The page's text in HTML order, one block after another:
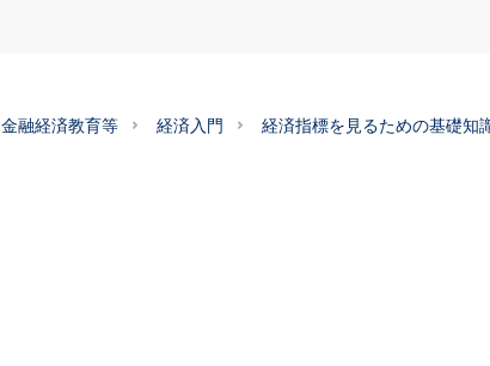
金融経済教育等 経済入門 経済指標を見るための基礎知